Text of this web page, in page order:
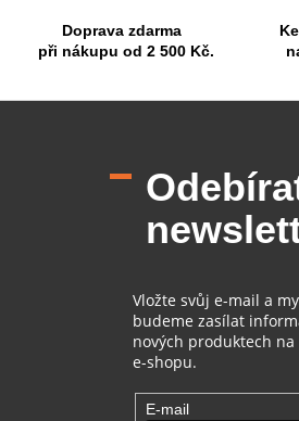
i
Doprava zdarma
při nákupu od 2 500 Kč.
Vložte svůj e-mail a
budeme zasílat
nových produktech na
e-shopu.
E-mail